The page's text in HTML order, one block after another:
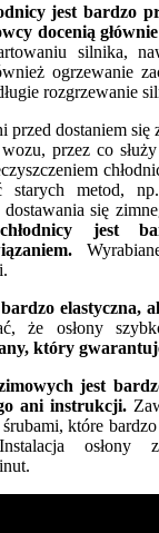
jest bardzo
docenią
silnika,
ogrzewanie
rozgrzewanie
przed dostaniem
przez co
starych metod,
się
jest
elastyczna,
że osłony
który
jest
ani instrukcji.
które
osłony